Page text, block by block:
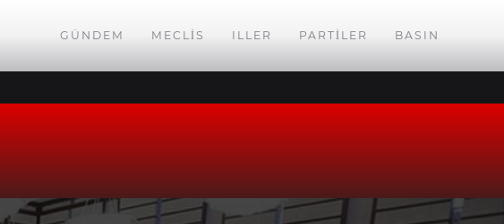
GÜNDEM MECLIS ILLER PARTILER BASIN